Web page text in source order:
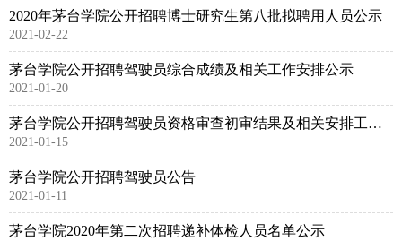
2020年茅台学院公开招聘博士研究生第八批拟聘用人员公示
2021-02-22
茅台学院公开招聘驾驶员综合成绩及相关工作安排公示
2021-01-20
茅台学院公开招聘驾驶员资格审查初审结果及相关安排工作公示
2021-01-15
茅台学院公开招聘驾驶员公告
2021-01-11
茅台学院2020年第二次招聘递补体检人员名单公示